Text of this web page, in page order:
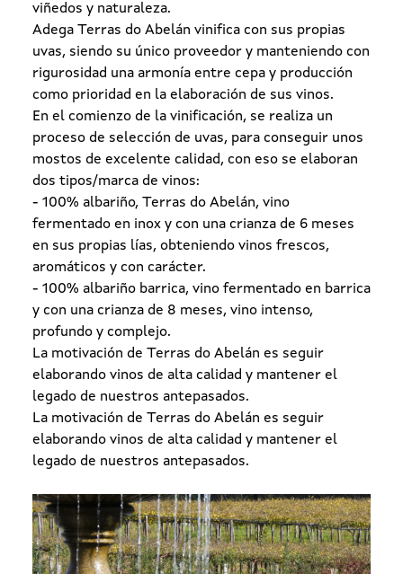
viñedos y naturaleza.
Adega Terras do Abelán vinifica con sus propias
uvas, siendo su único proveedor y manteniendo con
rigurosidad una armonía entre cepa y producción
como prioridad en la elaboración de sus vinos.
En el comienzo de la vinificación, se realiza un
proceso de selección de uvas, para conseguir unos
mostos de excelente calidad, con eso se elaboran
dos tipos/marca de vinos:
- 100% albariño, Terras do Abelán, vino
fermentado en inox y con una crianza de 6 meses
en sus propias lías, obteniendo vinos frescos,
aromáticos y con carácter.
- 100% albariño barrica, vino fermentado en barrica
y con una crianza de 8 meses, vino intenso,
profundo y complejo.
La motivación de Terras do Abelán es seguir
elaborando vinos de alta calidad y mantener el
legado de nuestros antepasados.
La motivación de Terras do Abelán es seguir
elaborando vinos de alta calidad y mantener el
legado de nuestros antepasados.